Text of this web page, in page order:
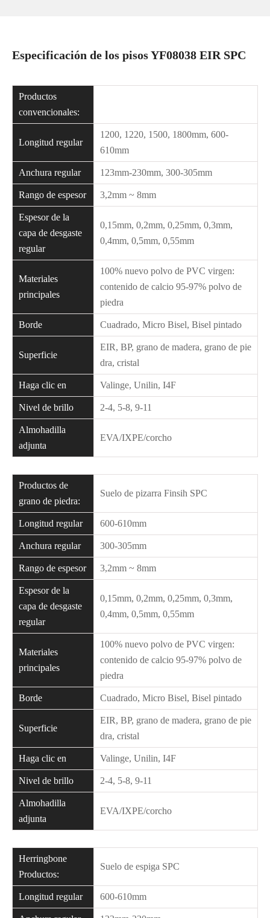
Especificación de los pisos YF08038 EIR SPC
Productos
convencionales:
Longitud regular
1200, 1220, 1500, 1800mm, 600-
610mm
Anchura regular 123mm-230mm, 300-305mm
Rango de espesor 3,2mm ~ 8mm
Espesor de la
capa de desgaste
regular
0,15mm, 0,2mm, 0,25mm, 0,3mm,
0,4mm, 0,5mm, 0,55mm
Materiales
principales
100% nuevo polvo de PVC virgen:
contenido de calcio 95-97% polvo de
piedra
Borde Cuadrado, Micro Bisel, Bisel pintado
Superficie
EIR, BP, grano de madera, grano de pie
dra, cristal
Haga clic en Valinge, Unilin, I4F
Nivel de brillo 2-4, 5-8, 9-11
Almohadilla
adjunta
EVA/IXPE/corcho
Productos de
grano de piedra:
Suelo de pizarra Finsih SPC
Longitud regular 600-610mm
Anchura regular 300-305mm
Rango de espesor 3,2mm ~ 8mm
Espesor de la
capa de desgaste
regular
0,15mm, 0,2mm, 0,25mm, 0,3mm,
0,4mm, 0,5mm, 0,55mm
Materiales
principales
100% nuevo polvo de PVC virgen:
contenido de calcio 95-97% polvo de
piedra
Borde Cuadrado, Micro Bisel, Bisel pintado
Superficie
EIR, BP, grano de madera, grano de pie
dra, cristal
Haga clic en Valinge, Unilin, I4F
Nivel de brillo 2-4, 5-8, 9-11
Almohadilla
adjunta
EVA/IXPE/corcho
Herringbone
Productos:
Suelo de espiga SPC
Longitud regular 600-610mm